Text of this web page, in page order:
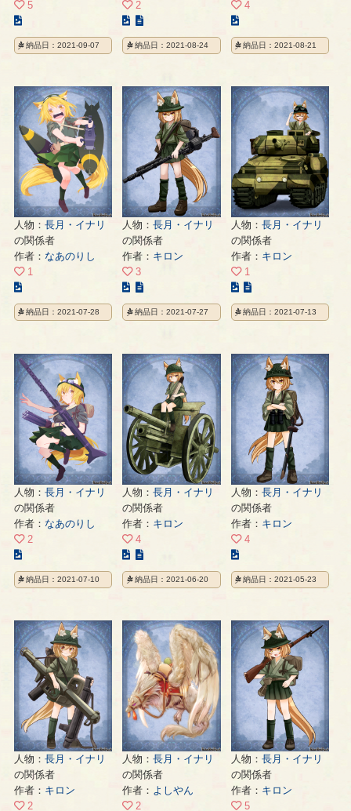
5
の
イ
ト
ペ
ー
ジ
納品日：2021-09-07
2
の
イ
ト
の
ペ
ー
ジ
納品日：2021-08-24
4
の
イ
ト
ペ
ー
ジ
納品日：2021-08-21
人物： 長月・イナリ
の関係者
作者： なあのりし
1
の
イ
ト
の
ペ
ー
ジ
納品日：2021-07-28
人物：長月・イナリ
の関係者
作者： キロン
3
の
イ
ト
の
ー
ジ
納品日：2021-07-27
人物： 長月・イナリ
の関係者
作者： キロン
1
の
イ
ト
の
ペ
ー
ジ
納品日：2021-07-13
人物： 長月・イナリ
の関係者
作者： なあのりし
2
の
イ
ト
の
ペ
ー
ジ
納品日：2021-07-10
人物：長月・イナリ
の関係者
作者： キロン
4
の
イ
ト
の
ペ
ー
ジ
納品日：2021-06-20
人物： 長月・イナリ
の関係者
作者： キロン
4
の
イ
ト
ペ
ー
納品日：2021-05-23
人物： 長月・イナリ
の関係者
作者： キロン
2
人物：長月・イナリ
の関係者
作者： よしやん
2
人物： 長月・イナリ
の関係者
作者： キロン
5